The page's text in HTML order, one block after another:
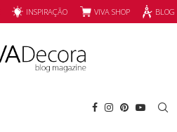
INSPIRAÇÃO VIVA SHOP